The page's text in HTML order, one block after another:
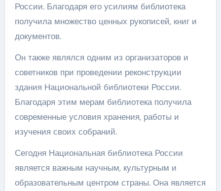
России. Благодаря его усилиям библиотека
получила множество ценных рукописей, книг и
документов.
Он также являлся одним из организаторов и
советников при проведении реконструкции
здания Национальной библиотеки России.
Благодаря этим мерам библиотека получила
современные условия хранения, работы и
изучения своих собраний.
Сегодня Национальная библиотека России
является важным научным, культурным и
образовательным центром страны. Она является